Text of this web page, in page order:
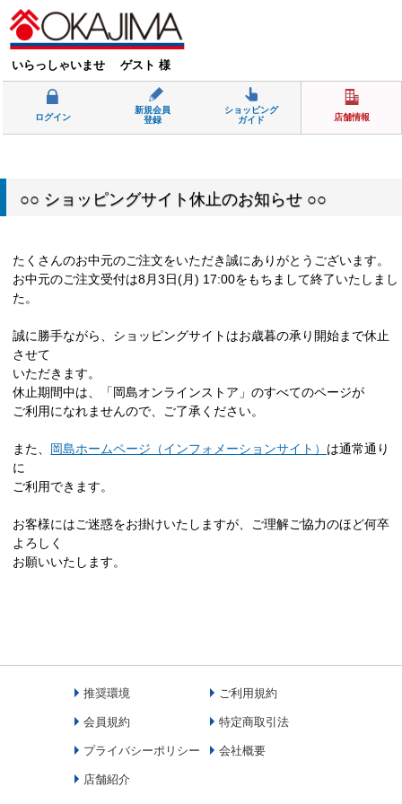
いらっしゃいませ ゲスト 様
ログイン
新規会員
登録
ショッピング
ガイド
店舗情報
○○ ショッピングサイト休止のお知らせ ○○
たくさんのお中元のご注文をいただき誠にありがとうございます。
お中元のご注文受付は8月3日(月) 17:00をもちまして終了いたしまし
た。
誠に勝手ながら、ショッピングサイトはお歳暮の承り開始まで休止
させて
いただきます。
休止期間中は、「岡島オンラインストア」のすべてのページが
ご利用になれませんので、ご了承ください。
また、 岡島ホームページ（インフォメーションサイト） は通常通り
に
ご利用できます。
お客様にはご迷惑をお掛けいたしますが、ご理解ご協力のほど何卒
よろしく
お願いいたします。
推奨環境 ご利用規約
会員規約 特定商取引法
プライバシーポリシー 会社概要
店舗紹介